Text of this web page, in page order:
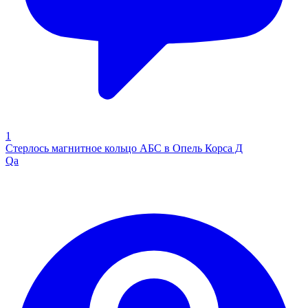
1
Стерлось магнитное кольцо АБС в Опель Корса Д
Qa